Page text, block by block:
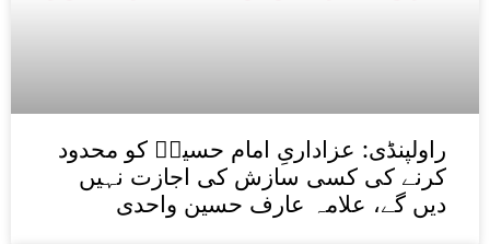
راولپنڈی: عزاداریِ امام حسینؑ کو محدود
کرنے کی کسی سازش کی اجازت نہیں
دیں گے، علامہ عارف حسین واحدی